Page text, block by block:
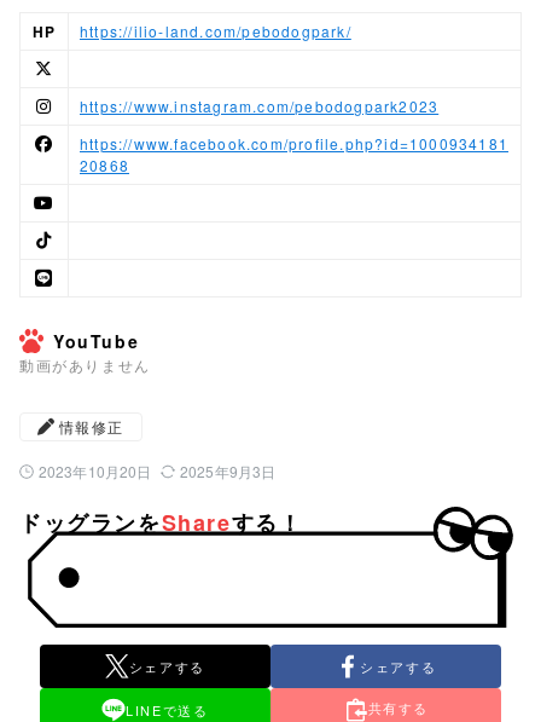
HP https://ilio-land.com/pebodogpark/
https://www.instagram.com/pebodogpark2023
https://www.facebook.com/profile.php?id=1000934181
20868
YouTube
動画がありません
情報修正
公開日：
2023年10月20日 最終更新日：
2025年9月3日
ドッグランをShareする！
シェアする シェアする
LINEで送る 共有する